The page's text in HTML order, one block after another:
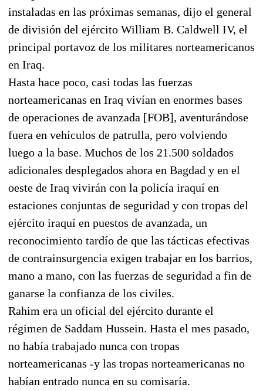
instaladas en las próximas semanas, dijo el general
de división del ejército William B. Caldwell IV, el
principal portavoz de los militares norteamericanos
en Iraq.
Hasta hace poco, casi todas las fuerzas
norteamericanas en Iraq vivían en enormes bases
de operaciones de avanzada [FOB], aventurándose
fuera en vehículos de patrulla, pero volviendo
luego a la base. Muchos de los 21.500 soldados
adicionales desplegados ahora en Bagdad y en el
oeste de Iraq vivirán con la policía iraquí en
estaciones conjuntas de seguridad y con tropas del
ejército iraquí en puestos de avanzada, un
reconocimiento tardío de que las tácticas efectivas
de contrainsurgencia exigen trabajar en los barrios,
mano a mano, con las fuerzas de seguridad a fin de
ganarse la confianza de los civiles.
Rahim era un oficial del ejército durante el
régimen de Saddam Hussein. Hasta el mes pasado,
no había trabajado nunca con tropas
norteamericanas -y las tropas norteamericanas no
habían entrado nunca en su comisaría.